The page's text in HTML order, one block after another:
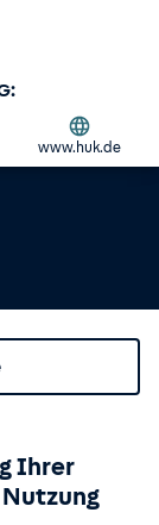
www.huk.de
Ihrer